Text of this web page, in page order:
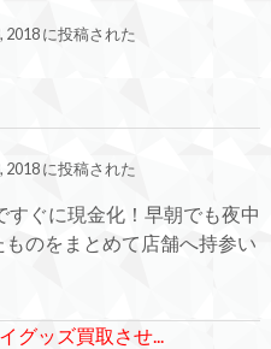
2018 に投稿された
2018 に投稿された
すぐに現金化！早朝でも夜中
のをまとめて店舗へ持参い
グッズ買取させ...